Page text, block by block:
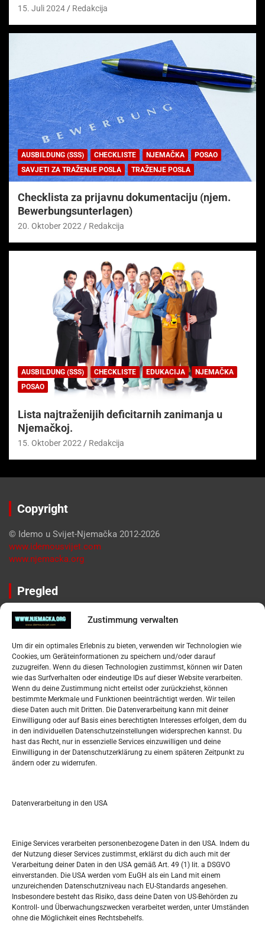
Zustimmung verwalten
Um dir ein optimales Erlebnis zu bieten, verwenden wir Technologien wie
Cookies, um Geräteinformationen zu speichern und/oder darauf
zuzugreifen. Wenn du diesen Technologien zustimmst, können wir Daten
wie das Surfverhalten oder eindeutige IDs auf dieser Website verarbeiten.
Wenn du deine Zustimmung nicht erteilst oder zurückziehst, können
bestimmte Merkmale und Funktionen beeinträchtigt werden. Wir teilen
diese Daten auch mit Dritten. Die Datenverarbeitung kann mit deiner
Einwilligung oder auf Basis eines berechtigten Interesses erfolgen, dem du
in den individuellen Datenschutzeinstellungen widersprechen kannst. Du
hast das Recht, nur in essenzielle Services einzuwilligen und deine
Einwilligung in der Datenschutzerklärung zu einem späteren Zeitpunkt zu
ändern oder zu widerrufen.
Datenverarbeitung in den USA
Einige Services verarbeiten personenbezogene Daten in den USA. Indem du
der Nutzung dieser Services zustimmst, erklärst du dich auch mit der
Verarbeitung deiner Daten in den USA gemäß Art. 49 (1) lit. a DSGVO
einverstanden. Die USA werden vom EuGH als ein Land mit einem
unzureichenden Datenschutzniveau nach EU-Standards angesehen.
Insbesondere besteht das Risiko, dass deine Daten von US-Behörden zu
Kontroll- und Überwachungszwecken verarbeitet werden, unter Umständen
ohne die Möglichkeit eines Rechtsbehelfs.
15. Juli 2024 Redakcija
AUSBILDUNG (SSS) CHECKLISTE NJEMAČKA
POSAO
SAVJETI ZA TRAŽENJE POSLA
TRAŽENJE POSLA
Checklista za prijavnu dokumentaciju (njem.
Bewerbungsunterlagen)
20. Oktober 2022 Redakcija
AUSBILDUNG (SSS) CHECKLISTE EDUKACIJA
NJEMAČKA
POSAO
Lista najtraženijih deficitarnih zanimanja u
Njemačkoj.
15. Oktober 2022 Redakcija
Copyright
© Idemo u Svijet-Njemačka 2012-2026
www.idemousvijet.com
www.njemacka.org
Pregled
Impressum
Datenschutzerklärung
Widerufsbelehrung
Oglašavanje / Postavite svoj oglas
Tko je “Idemo u Svijet – Njemačka?
Pretražite stranicu:
S
e
h
M D M D F S S
1
3 4 5 6 7 8
10 11 12 13 14 15 16